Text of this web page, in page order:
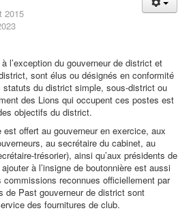
2015
l’exception du gouverneur de district et
sont élus ou désignés en conformité
du district simple, sous-district ou
des Lions qui occupent ces postes est
objectifs du district.
est offert au gouverneur en exercice, aux
au secrétaire du cabinet, au
trésorier), ainsi qu’aux présidents de
à l’insigne de boutonnière est aussi
reconnues officiellement par
de Past gouverneur de district sont
des fournitures de club.